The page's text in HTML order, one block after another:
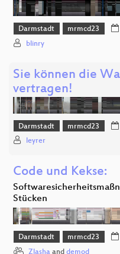
Darmstadt mrmcd23
blinry
Sie können die
vertragen!
Darmstadt mrmcd23
leyrer
Code und Kekse:
Stücken
Darmstadt mrmcd23
Zlasha and demod